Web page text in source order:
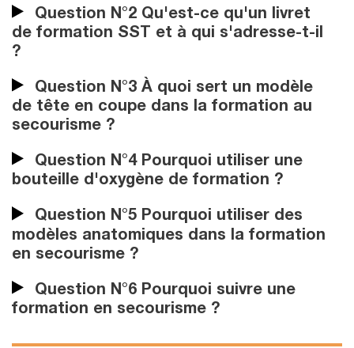
Question N°2 Qu'est-ce qu'un livret
de formation SST et à qui s'adresse-t-il
?
Question N°3 À quoi sert un modèle
de tête en coupe dans la formation au
secourisme ?
Question N°4 Pourquoi utiliser une
bouteille d'oxygène de formation ?
Question N°5 Pourquoi utiliser des
modèles anatomiques dans la formation
en secourisme ?
Question N°6 Pourquoi suivre une
formation en secourisme ?